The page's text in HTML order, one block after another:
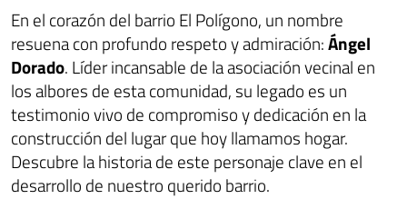
En el corazón del barrio El Polígono, un nombre
resuena con profundo respeto y admiración:Ángel
Dorado. Líder incansable de la asociación vecinal en
los albores de esta comunidad, su legado es un
testimonio vivo de compromiso y dedicación en la
construcción del lugar que hoy llamamos hogar.
Descubre la historia de este personaje clave en el
desarrollo de nuestro querido barrio.